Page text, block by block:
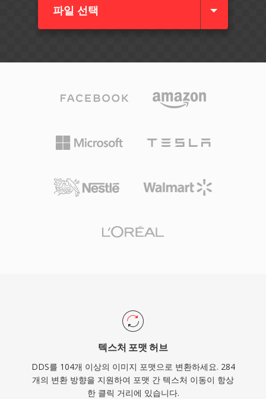
파일 선택
텍스처 포맷 허브
DDS를 104개 이상의 이미지 포맷으로 변환하세요. 284
개의 변환 방향을 지원하여 포맷 간 텍스처 이동이 항상
한 클릭 거리에 있습니다.